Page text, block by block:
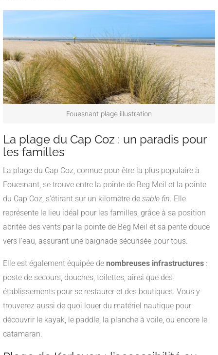
Fouesnant plage illustration
La plage du Cap Coz : un paradis pour
les familles
La plage du Cap Coz, connue pour être la plus populaire à
Fouesnant, se trouve entre la pointe de Beg Meil et la pointe
du Cap Coz, s’étirant sur un kilomètre de sable fin. Elle
représente le lieu idéal pour les familles, grâce à sa position
abritée des vents par la pointe de Beg Meil et sa pente douce
vers l’eau, assurant une baignade sécurisée pour tous.
Elle est également équipée de nombreuses infrastructures :
poste de secours, douches, toilettes, ainsi que des
établissements pour se restaurer et des boutiques. Vous y
trouverez aussi de quoi louer du matériel nautique pour
découvrir le kayak, le paddle, la planche à voile, ou encore le
catamaran.